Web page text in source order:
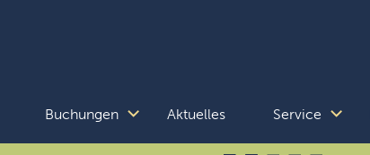
Buchungen Aktuelles Service